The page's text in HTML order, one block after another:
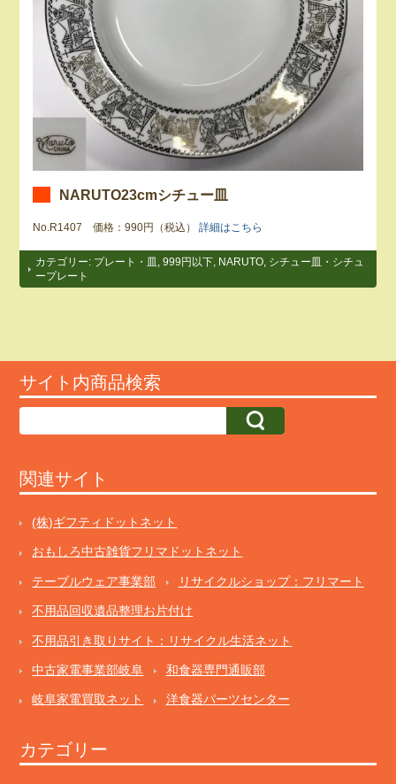
NARUTO23cmシチュー皿
No.R1407 価格：990円（税込）詳細はこちら
カテゴリー: プレート・皿 ,999円以下 NARUTO シチュー皿・シチュ
ープレート
サイト内商品検索
関連サイト
(株)ギフティドットネット
おもしろ中古雑貨フリマドットネット
テーブルウェア事業部 リサイクルショップ：フリマート
不用品回収遺品整理お片付け
不用品引き取りサイト：リサイクル生活ネット
中古家電事業部岐阜 和食器専門通販部
岐阜家電買取ネット 洋食器パーツセンター
カテゴリー